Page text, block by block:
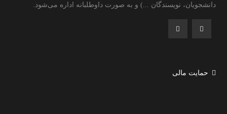
دانشجویان، نویسندگان ...) و به صورت داوطلبانه اداره می‌شود.
حمایت مالی